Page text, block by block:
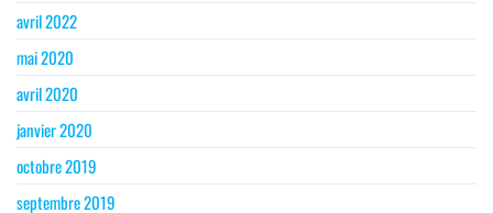
avril 2022
mai 2020
avril 2020
janvier 2020
octobre 2019
septembre 2019